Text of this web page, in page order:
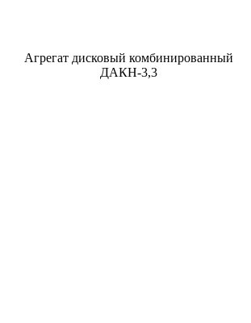
Агрегат дисковый комбинированный
ДАКН-3,3